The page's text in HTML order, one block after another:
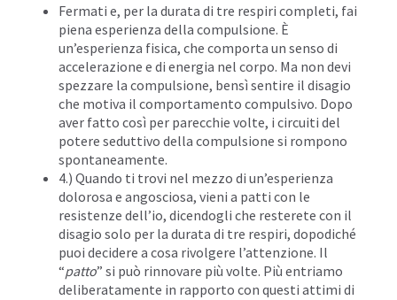
Fermati e, per la durata di tre respiri completi, fai
piena esperienza della compulsione. È
un’esperienza fisica, che comporta un senso di
accelerazione e di energia nel corpo. Ma non devi
spezzare la compulsione, bensì sentire il disagio
che motiva il comportamento compulsivo. Dopo
aver fatto così per parecchie volte, i circuiti del
potere seduttivo della compulsione si rompono
spontaneamente.
4.) Quando ti trovi nel mezzo di un’esperienza
dolorosa e angosciosa, vieni a patti con le
resistenze dell’io, dicendogli che resterete con il
disagio solo per la durata di tre respiri, dopodiché
puoi decidere a cosa rivolgere l’attenzione. Il
“patto” si può rinnovare più volte. Più entriamo
deliberatamente in rapporto con questi attimi di